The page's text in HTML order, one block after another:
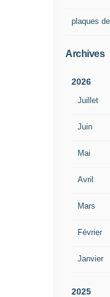
plaques
Archives
2026
Juillet
Juin
Mai
Avril
Mars
Février
Janvier
2025